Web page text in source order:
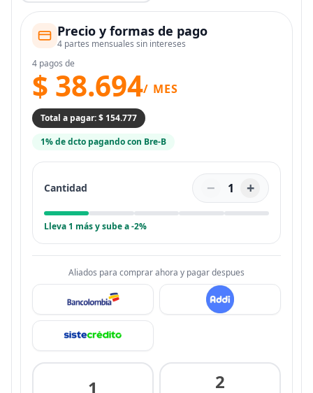
Precio y formas de pago
4 partes mensuales sin intereses
4 pagos de
$ 38.694/ MES
Total a pagar: $ 154.777
1% de dcto pagando con Bre-B
Cantidad − 1 +
Lleva 1 más y sube a -2%
Aliados para comprar ahora y pagar despues
1 2